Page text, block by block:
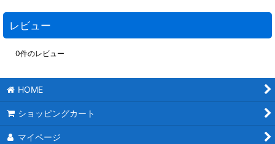
レビュー
0件のレビュー
HOME
ショッピングカート
マイページ